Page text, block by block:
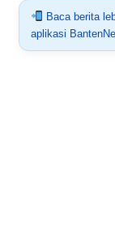
Baca berita
aplikasi